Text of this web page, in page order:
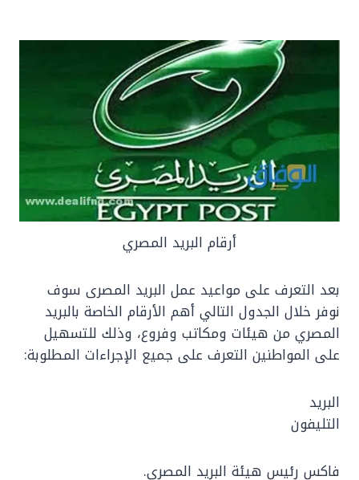
أرقام البريد المصري
بعد التعرف على مواعيد عمل البريد المصرى سوف
نوفر خلال الجدول التالي أهم الأرقام الخاصة بالبريد
المصري من هيئات ومكاتب وفروع، وذلك للتسهيل
على المواطنين التعرف على جميع الإجراءات المطلوبة:
البريد
التليفون
فاكس رئيس هيئة البريد المصري.